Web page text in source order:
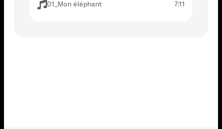
01_Mon éléphant 7:11